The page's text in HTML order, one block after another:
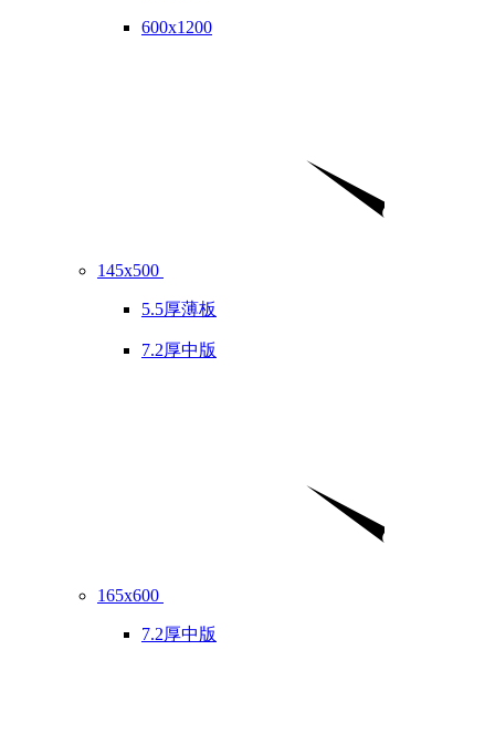
600x1200
145x500
5.5厚薄板
7.2厚中版
165x600
7.2厚中版